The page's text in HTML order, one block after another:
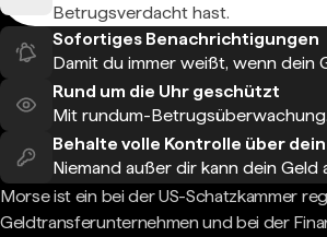
Betrugsverdacht hast.
Sofortiges Benachrichtigungen
Damit du immer weißt, wenn dein
Rund um die Uhr geschützt
Mit rundum-Betrugsüberwachung.
Behalte volle Kontrolle über
Niemand außer dir kann dein
Morse ist ein bei der US-Schatzkammer
Geldtransferunternehmen und bei der